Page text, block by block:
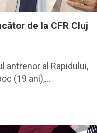
de la CFR Cluj
antrenor al Rapidului,
(19 ani),…